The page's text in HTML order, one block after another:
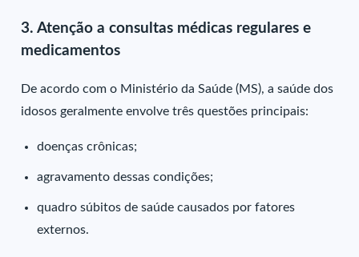
3. Atenção a consultas médicas regulares e
medicamentos
De acordo com o Ministério da Saúde (MS), a saúde dos
idosos geralmente envolve três questões principais:
doenças crônicas;
agravamento dessas condições;
quadro súbitos de saúde causados por fatores
externos.